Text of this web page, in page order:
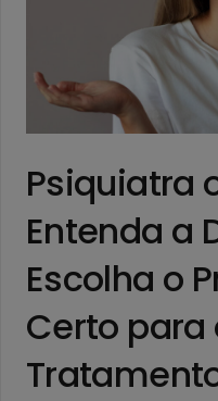
Psiquiatra
Entenda a
Escolha o
Certo para